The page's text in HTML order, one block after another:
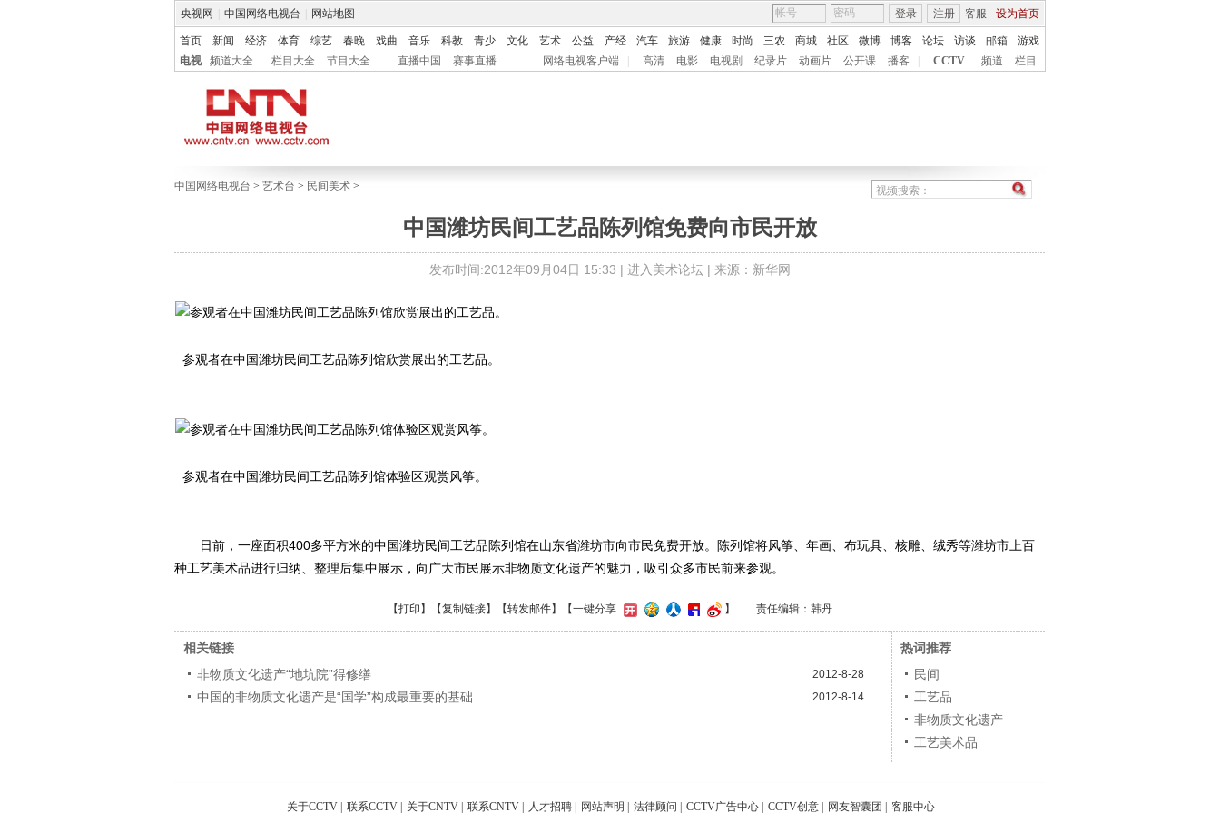
央视网 中国网络电视台 网站地图 客服 设为首页
登录 注册
首页 新闻 经济 体育 综艺 春晚 戏曲 音乐 科教 青少 文化 艺术 公益 产经 汽车 旅游 健康 时尚 三农 商城 社区 微博 博客 论坛 访谈 邮箱
游戏
电视
频道大全 栏目大全 节目大全 直播中国 赛事直播 网络电视客户端 高清 电影 电视剧 纪录片 动画片 公开课 播客 CCTV 频道 栏目
中国网络电视台 > 艺术台 > 民间美术 >
中国潍坊民间工艺品陈列馆免费向市民开放
发布时间:2012年09月04日 15:33 | 进入美术论坛 | 来源：新华网
参观者在中国潍坊民间工艺品陈列馆欣赏展出的工艺品。
参观者在中国潍坊民间工艺品陈列馆体验区观赏风筝。
日前，一座面积400多平方米的中国潍坊民间工艺品陈列馆在山东省潍坊市向市民免费开放。陈列馆将风筝、年画、布玩具、核雕、绒秀等潍坊市上百
种工艺美术品进行归纳、整理后集中展示，向广大市民展示非物质文化遗产的魅力，吸引众多市民前来参观。
【打印 】【复制链接】【转发邮件】 【一键分享 】 责任编辑：韩丹
相关链接
非物质文化遗产“地坑院”得修缮
2012-8-28
中国的非物质文化遗产是“国学”构成最重要的基础 2012-8-14
热词推荐
民间
工艺品
非物质文化遗产
工艺美术品
关于CCTV 联系CCTV 关于CNTV 联系CNTV 人才招聘 网站声明 法律顾问 CCTV广告中心 CCTV创意 网友智囊团 客服中心